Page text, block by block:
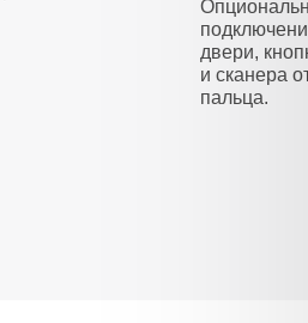
двери,
и сканера
пальца.